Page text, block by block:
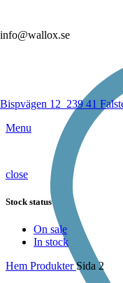
info@wallox.se
Bispvägen 12 239 41
Menu
close
Stock status
On sale
In stock
Hem ProdukterSida 2